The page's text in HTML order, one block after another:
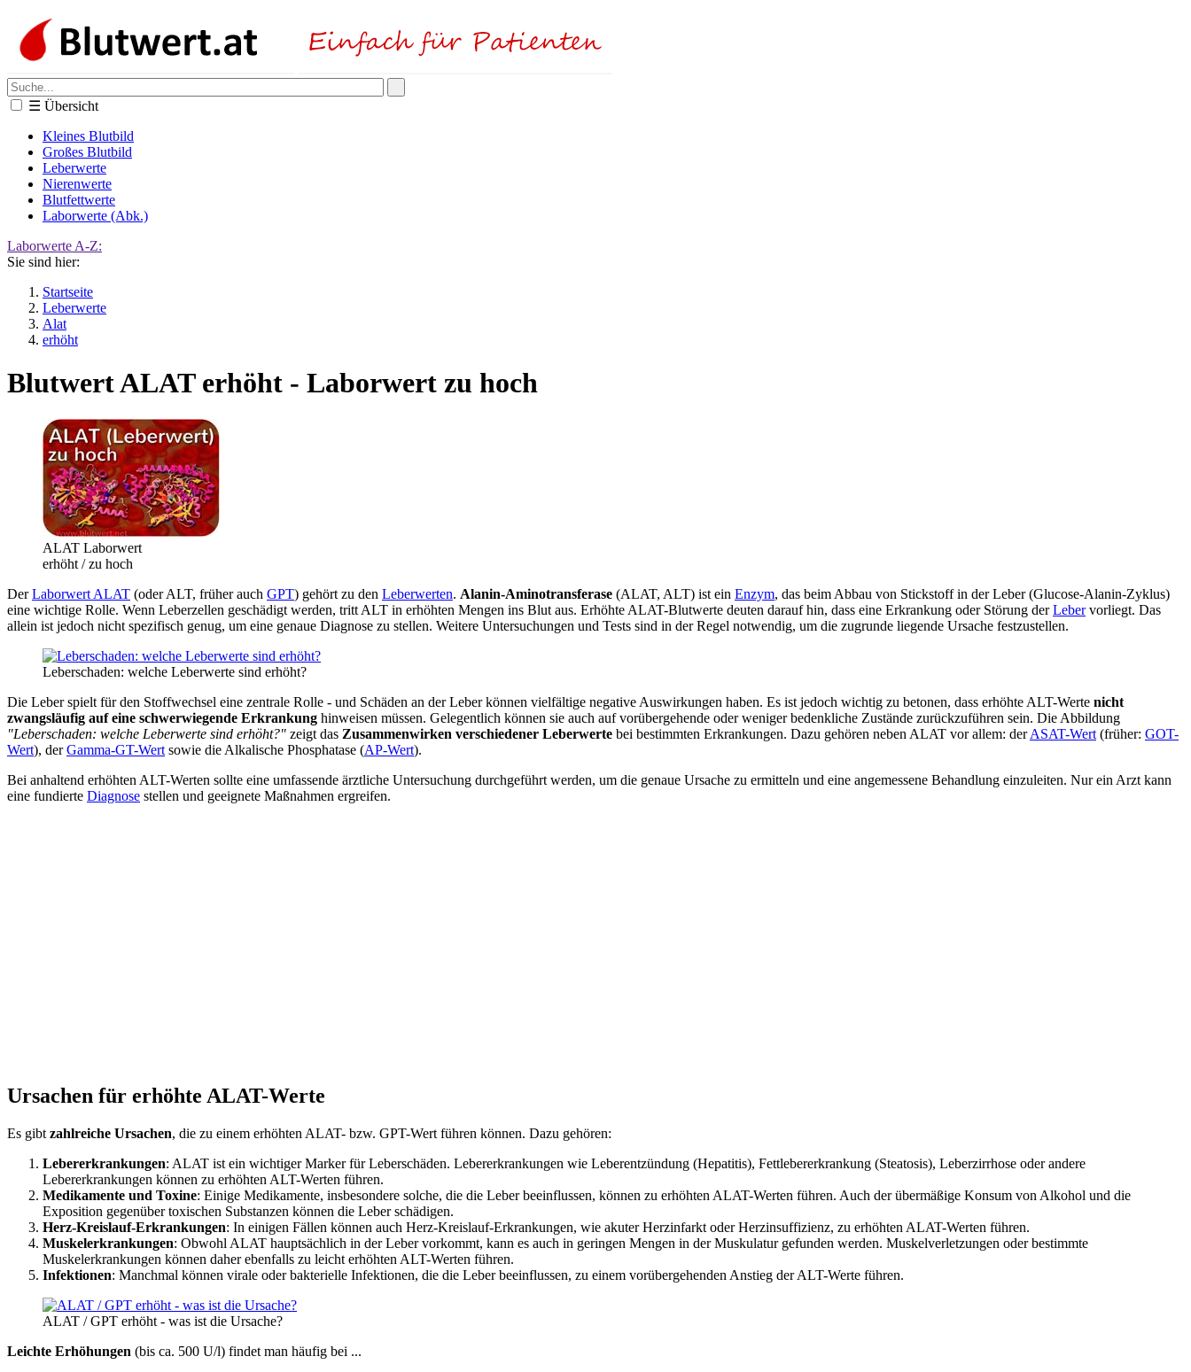
☰ Übersicht
Kleines Blutbild
Großes Blutbild
Leberwerte
Nierenwerte
Blutfettwerte
Laborwerte (Abk.)
Laborwerte A-Z:
Sie sind hier:
Startseite
Leberwerte
Alat
erhöht
Blutwert ALAT erhöht - Laborwert zu hoch
ALAT Laborwert
erhöht / zu hoch
DerLaborwert ALAT (oder ALT, früher auch GPT) gehört zu den Leberwerten. Alanin-Aminotransferase (ALAT, ALT) ist ein Enzym, das beim Abbau von Stickstoff in der Leber (Glucose-Alanin-Zyklus)
eine wichtige Rolle. Wenn Leberzellen geschädigt werden, tritt ALT in erhöhten Mengen ins Blut aus. Erhöhte ALAT-Blutwerte deuten darauf hin, dass eine Erkrankung oder Störung derLebervorliegt. Das
allein ist jedoch nicht spezifisch genug, um eine genaue Diagnose zu stellen. Weitere Untersuchungen und Tests sind in der Regel notwendig, um die zugrunde liegende Ursache festzustellen.
Leberschaden: welche Leberwerte sind erhöht?
Die Leber spielt für den Stoffwechsel eine zentrale Rolle - und Schäden an der Leber können vielfältige negative Auswirkungen haben. Es ist jedoch wichtig zu betonen, dass erhöhte ALT-Werte nicht
zwangsläufig auf eine schwerwiegende Erkrankung hinweisen müssen. Gelegentlich können sie auch auf vorübergehende oder weniger bedenkliche Zustände zurückzuführen sein. Die Abbildung
"Leberschaden: welche Leberwerte sind erhöht?" zeigt das Zusammenwirken verschiedener Leberwerte bei bestimmten Erkrankungen. Dazu gehören neben ALAT vor allem: derASAT-Wert (früher: GOT-
Wert), derGamma-GT-Wert sowie die Alkalische Phosphatase (AP-Wert).
Bei anhaltend erhöhten ALT-Werten sollte eine umfassende ärztliche Untersuchung durchgeführt werden, um die genaue Ursache zu ermitteln und eine angemessene Behandlung einzuleiten. Nur ein Arzt kann
eine fundierte Diagnose stellen und geeignete Maßnahmen ergreifen.
Ursachen für erhöhte ALAT-Werte
Es gibt zahlreiche Ursachen, die zu einem erhöhten ALAT- bzw. GPT-Wert führen können. Dazu gehören:
Lebererkrankungen: ALAT ist ein wichtiger Marker für Leberschäden. Lebererkrankungen wie Leberentzündung (Hepatitis), Fettlebererkrankung (Steatosis), Leberzirrhose oder andere
Lebererkrankungen können zu erhöhten ALT-Werten führen.
Medikamente und Toxine: Einige Medikamente, insbesondere solche, die die Leber beeinflussen, können zu erhöhten ALAT-Werten führen. Auch der übermäßige Konsum von Alkohol und die
Exposition gegenüber toxischen Substanzen können die Leber schädigen.
Herz-Kreislauf-Erkrankungen: In einigen Fällen können auch Herz-Kreislauf-Erkrankungen, wie akuter Herzinfarkt oder Herzinsuffizienz, zu erhöhten ALAT-Werten führen.
Muskelerkrankungen: Obwohl ALAT hauptsächlich in der Leber vorkommt, kann es auch in geringen Mengen in der Muskulatur gefunden werden. Muskelverletzungen oder bestimmte
Muskelerkrankungen können daher ebenfalls zu leicht erhöhten ALT-Werten führen.
Infektionen: Manchmal können virale oder bakterielle Infektionen, die die Leber beeinflussen, zu einem vorübergehenden Anstieg der ALT-Werte führen.
ALAT / GPT erhöht - was ist die Ursache?
Leichte Erhöhungen (bis ca. 500 U/l) findet man häufig bei ...